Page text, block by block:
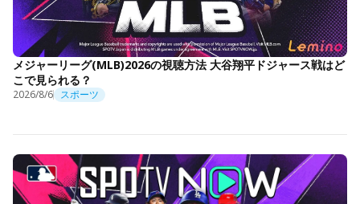
メジャーリーグ(MLB)2026の視聴方法 大谷翔平ドジャース戦はど
こで見られる？
2026/8/6 スポーツ